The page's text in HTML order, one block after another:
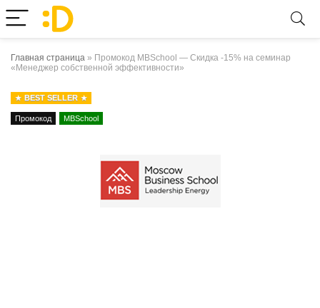
Главная страница » Промокод MBSchool — Скидка -15% на семинар
«Менеджер собственной эффективности»
BEST SELLER
Промокод MBSchool